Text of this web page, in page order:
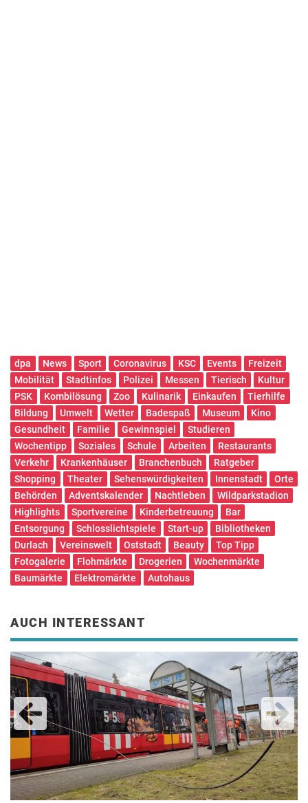
dpa News Sport Coronavirus KSC Events
Freizeit
Mobilität
Stadtinfos Polizei Messen Tierisch
Kultur
PSK
Kombilösung Zoo Kulinarik Einkaufen
Tierhilfe
Bildung
Umwelt Wetter Badespaß Museum
Kino
Gesundheit
Familie Gewinnspiel
Studieren
Wochentipp
Soziales Schule Arbeiten
Restaurants
Verkehr
Krankenhäuser Branchenbuch
Ratgeber
Shopping
Theater Sehenswürdigkeiten Innenstadt
Orte
Behörden
Adventskalender Nachtleben
Wildparkstadion
Highlights
Sportvereine Kinderbetreuung
Bar
Entsorgung
Schlosslichtspiele Start-up
Bibliotheken
Durlach
Vereinswelt Oststadt Beauty
Top Tipp
Fotogalerie
Flohmärkte Drogerien
Wochenmärkte
Baumärkte
Elektromärkte Autohaus
AUCH INTERESSANT